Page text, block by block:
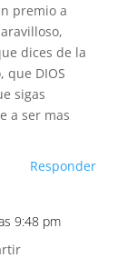
premio a
dices de la
que DIOS
sigas
a ser mas
Responder
9:48 pm